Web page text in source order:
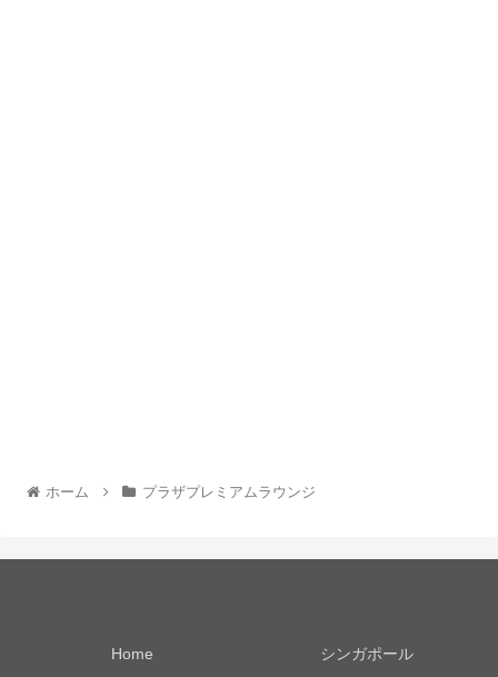
ホーム プラザプレミアムラウンジ
Home シンガポール